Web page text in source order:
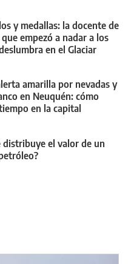
y medallas: la docente de
empezó a nadar a los
en el Glaciar
amarilla por nevadas y
en Neuquén: cómo
en la capital
distribuye el valor de un